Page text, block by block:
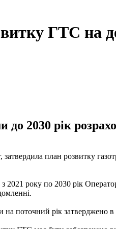
ГТС на
до 2030 рік
план розвитку
року по 2030 рік
поточний рік затверджено